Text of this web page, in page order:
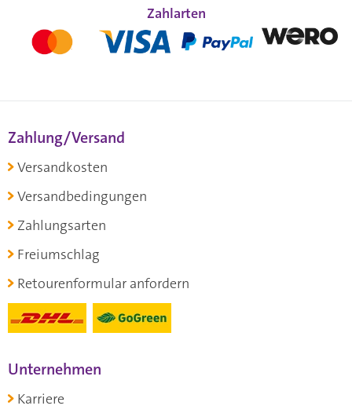
Zahlarten
Zahlung/Versand
Versandkosten
Versandbedingungen
Zahlungsarten
Freiumschlag
Retourenformular anfordern
Unternehmen
Karriere